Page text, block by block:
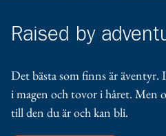
Raised by
Det bästa som finns är
i magen och tovor i håret. Men
till den du är och kan bli.